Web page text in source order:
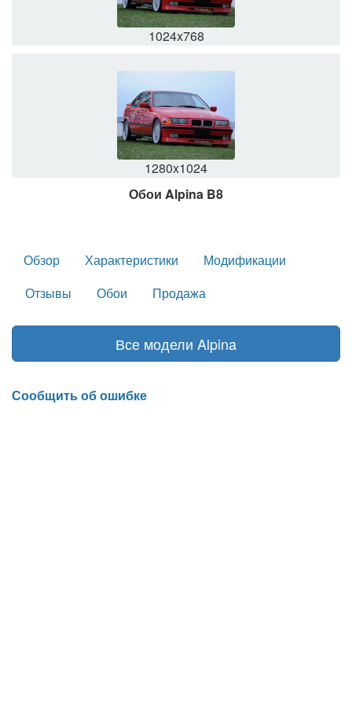
1024x768
1280x1024
Обои Alpina B8
Обзор Характеристики
Модификации
Отзывы
Обои Продажа
Все модели Alpina
Сообщить об ошибке